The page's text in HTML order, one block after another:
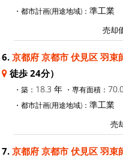
・都市計画(用途地域)： 準工業
売却
6. 京都府 京都市 伏見区 羽束
徒歩 24分）
・築： 18.3 年 ・専有面積：
・都市計画(用途地域)： 準工業
売
7. 京都府 京都市 伏見区 羽束